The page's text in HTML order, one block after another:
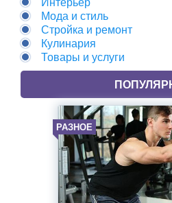
Мода и стиль
Стройка и ремонт
Кулинария
Товары и услуги
РАЗНОЕ